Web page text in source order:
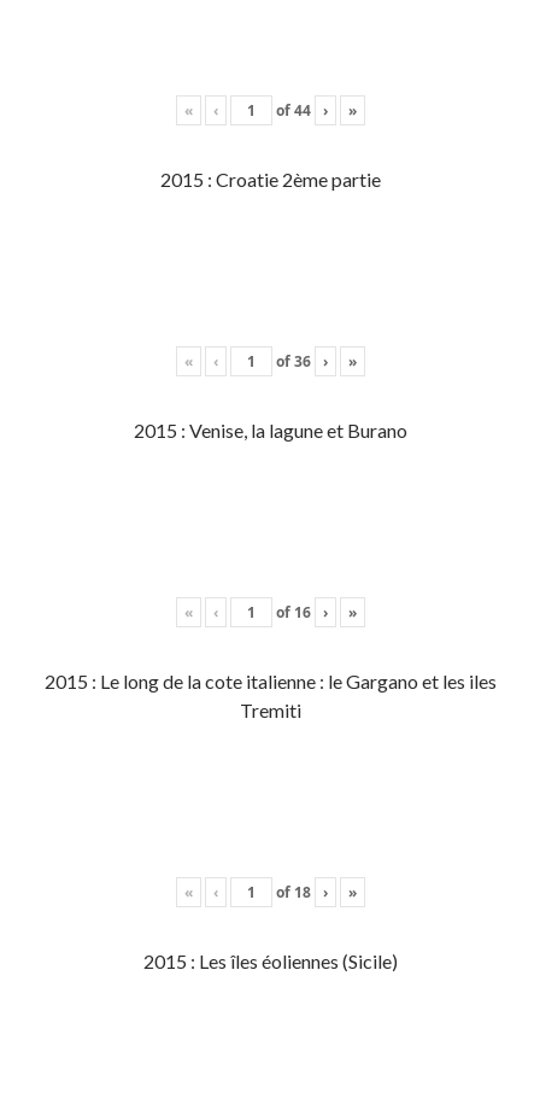
« ‹ of44 › »
2015 : Croatie 2ème partie
« ‹ of36 › »
2015 : Venise, la lagune et Burano
« ‹ of 16 › »
2015 : Le long de la cote italienne : le Gargano et les iles
Tremiti
« ‹ of 18 › »
2015 : Les îles éoliennes (Sicile)